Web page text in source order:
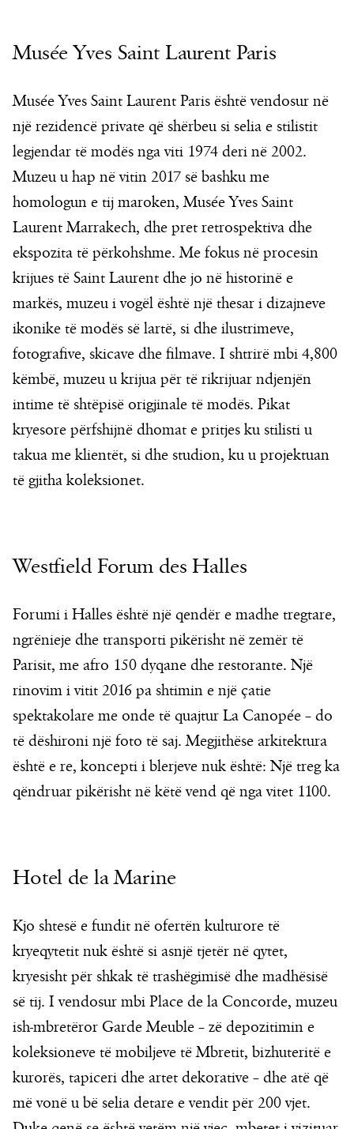
Musée Yves Saint Laurent Paris
Musée Yves Saint Laurent Paris është vendosur në
një rezidencë private që shërbeu si selia e stilistit
legjendar të modës nga viti 1974 deri në 2002.
Muzeu u hap në vitin 2017 së bashku me
homologun e tij maroken, Musée Yves Saint
Laurent Marrakech, dhe pret retrospektiva dhe
ekspozita të përkohshme. Me fokus në procesin
krijues të Saint Laurent dhe jo në historinë e
markës, muzeu i vogël është një thesar i dizajneve
ikonike të modës së lartë, si dhe ilustrimeve,
fotografive, skicave dhe filmave. I shtrirë mbi 4,800
këmbë, muzeu u krijua për të rikrijuar ndjenjën
intime të shtëpisë origjinale të modës. Pikat
kryesore përfshijnë dhomat e pritjes ku stilisti u
takua me klientët, si dhe studion, ku u projektuan
të gjitha koleksionet.
Westfield Forum des Halles
Forumi i Halles është një qendër e madhe tregtare,
ngrënieje dhe transporti pikërisht në zemër të
Parisit, me afro 150 dyqane dhe restorante. Një
rinovim i vitit 2016 pa shtimin e një çatie
spektakolare me onde të quajtur La Canopée – do
të dëshironi një foto të saj. Megjithëse arkitektura
është e re, koncepti i blerjeve nuk është: Një treg ka
qëndruar pikërisht në këtë vend që nga vitet 1100.
Hotel de la Marine
Kjo shtesë e fundit në ofertën kulturore të
kryeqytetit nuk është si asnjë tjetër në qytet,
kryesisht për shkak të trashëgimisë dhe madhësisë
së tij. I vendosur mbi Place de la Concorde, muzeu
ish-mbretëror Garde Meuble – zë depozitimin e
koleksioneve të mobiljeve të Mbretit, bizhuteritë e
kurorës, tapiceri dhe artet dekorative – dhe atë që
më vonë u bë selia detare e vendit për 200 vjet.